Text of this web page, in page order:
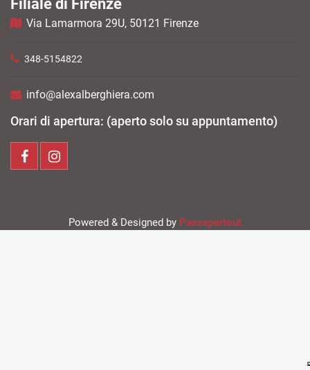
Filiale di Firenze
Via Lamarmora 29U, 50121 Firenze
348-5154822
info@alexalberghiera.com
Orari di apertura: (aperto solo su appuntamento)
Powered & Designed by Passepartout